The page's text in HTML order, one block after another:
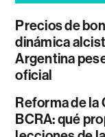
Precios de
dinámica
Argentina
oficial
Reforma de la
BCRA: qué